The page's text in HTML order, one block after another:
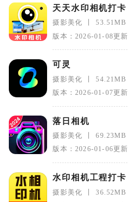
天天水印相机打卡
摄影美化
53.51MB
版本：2026-01-08更新
可灵
摄影美化
54.21MB
版本：2026-01-07更新
落日相机
摄影美化
69.23MB
版本：2026-01-06更新
水印相机工程打卡
摄影美化
36.52MB